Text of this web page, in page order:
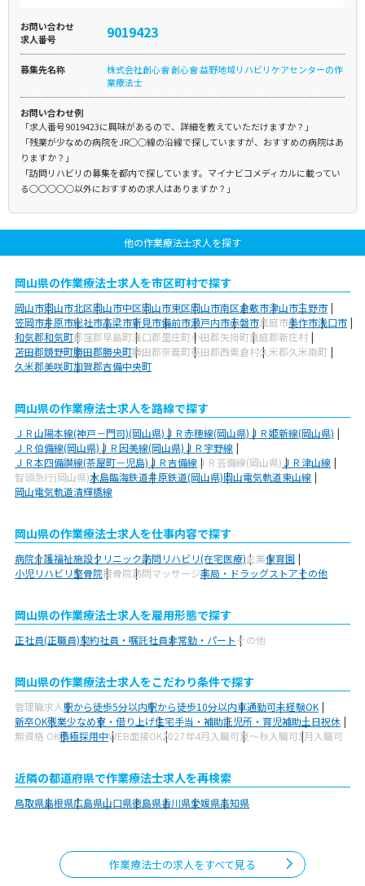
お問い合わせ
求人番号
9019423
募集先名称
株式会社創心會 創心會 益野地域リハビリケアセンターの作
業療法士
お問い合わせ例
「求人番号9019423に興味があるので、詳細を教えていただけますか？」
「残業が少なめの病院をJR○○線の沿線で探していますが、おすすめの病院はあ
りますか？」
「訪問リハビリの募集を都内で探しています。マイナビコメディカルに載ってい
る○○○○○以外におすすめの求人はありますか？」
他の作業療法士求人を探す
岡山県の作業療法士求人を市区町村で探す
岡山市岡山市北区岡山市中区岡山市東区岡山市南区倉敷市津山市玉野市
笠岡市井原市総社市高梁市新見市備前市瀬戸内市赤磐市真庭市美作市浅口市
和気郡和気町都窪郡早島町浅口郡里庄町小田郡矢掛町真庭郡新庄村
苫田郡鏡野町勝田郡勝央町勝田郡奈義町英田郡西粟倉村久米郡久米南町
久米郡美咲町加賀郡吉備中央町
岡山県の作業療法士求人を路線で探す
ＪＲ山陽本線(神戸－門司)(岡山県)ＪＲ赤穂線(岡山県)ＪＲ姫新線(岡山県)
ＪＲ伯備線(岡山県)ＪＲ因美線(岡山県)ＪＲ宇野線
ＪＲ本四備讃線(茶屋町－児島)ＪＲ吉備線 ＪＲ芸備線(岡山県)ＪＲ津山線
智頭急行(岡山県)水島臨海鉄道井原鉄道(岡山県)岡山電気軌道東山線
岡山電気軌道清輝橋線
岡山県の作業療法士求人を仕事内容で探す
病院介護福祉施設クリニック訪問リハビリ(在宅医療)企業保育園
小児リハビリ整骨院接骨院訪問マッサージ薬局・ドラッグストアその他
岡山県の作業療法士求人を雇用形態で探す
正社員(正職員)契約社員・嘱託社員非常勤・パートその他
岡山県の作業療法士求人をこだわり条件で探す
管理職求人駅から徒歩5分以内駅から徒歩10分以内車通勤可未経験OK
新卒OK残業少なめ寮・借り上げ住宅手当・補助託児所・育児補助土日祝休
無資格 OK積極採用中WEB面接OK2027年4月入職可夏～秋入職可1月入職可
近隣の都道府県で作業療法士求人を再検索
鳥取県島根県広島県山口県徳島県香川県愛媛県高知県
作業療法士の求人をすべて見る